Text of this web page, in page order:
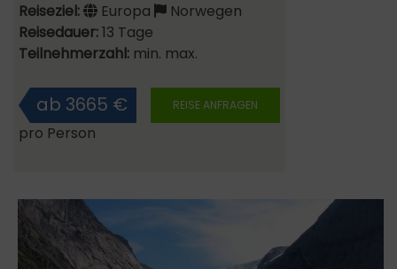
Reiseziel: Europa
Norwegen
Reisedauer:13 Tage
Teilnehmerzahl: min. max.
REISE ANFRAGEN
ab 3665 €
pro Person